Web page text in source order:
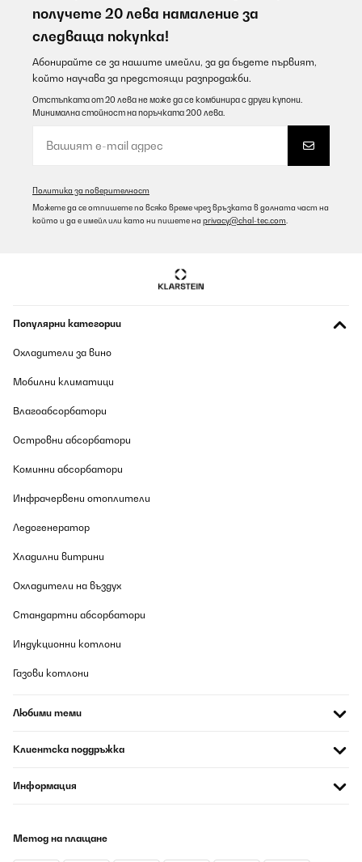
Amazon-Benutzer
Превод
ПОТВЪРДЕН ПРЕГЛЕД
06/08/2026
kneten ec.GrüsseA. Misner
Tolle Küchenmaschine! Bei uns im Dauereinsatz! Mehrmals in der
kein Problem. Dazu noch hübsch anzusehen in Retro Stil. Top
Превод
Passt und erfüllt seinen Zweck
Превод
Passt perfekt und die Makronen werden wieder luftig leicht!
Превод
получете 20 лева намаление за
следваща покупка!
Абонирайте се за нашите имейли, за да бъдете първият,
който научава за предстоящи разпродажби.
Отстъпката от 20 лева не може да се комбинира с други купони.
Минимална стойност на поръчката 200 лева.
Политика за поверителност
Можете да се отпишете по всяко време чрез връзката в долната част на
който и да е имейл или като ни пишете на privacy@chal-tec.com
Популярни категории
Охладители за вино
Мобилни климатици
Влагоабсорбатори
Островни абсорбатори
Коминни абсорбатори
Инфрачервени отоплители
Ледогенератор
Хладилни витрини
Охладители на въздух
Стандартни абсорбатори
Индукционни котлони
Газови котлони
Любими теми
Клиентска поддръжка
Информация
Метод на плащане